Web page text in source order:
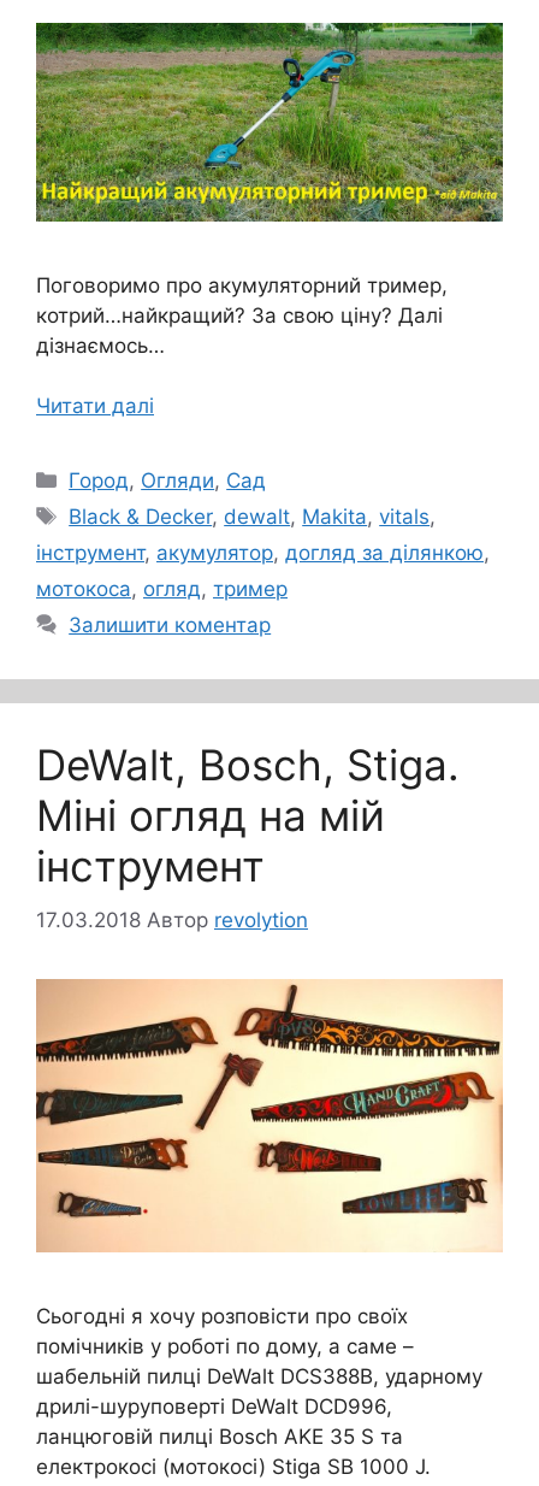
Поговоримо про акумуляторний тример,
котрий…найкращий? За свою ціну? Далі
дізнаємось…
Читати далі
Категорії
Город, Огляди, Сад
Позначки
Black & Decker, dewalt, Makita,vitals,
інструмент, акумулятор, догляд за ділянкою,
мотокоса, огляд, тример
Залишити коментар
DeWalt, Bosch, Stiga.
Міні огляд на мій
інструмент
17.03.2018 Автор revolytion
Сьогодні я хочу розповісти про своїх
помічників у роботі по дому, а саме –
шабельній пилці DeWalt DCS388B, ударному
дрилі-шуруповерті DeWalt DCD996,
ланцюговій пилці Bosch AKE 35 S та
електрокосі (мотокосі) Stiga SB 1000 J.